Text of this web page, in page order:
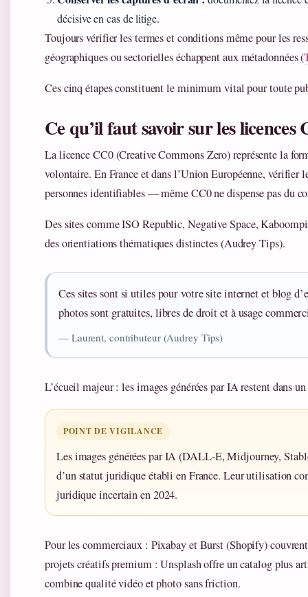
décisive en cas de litige.
Toujours vérifier les termes et conditions même pour les
géographiques ou sectorielles échappent aux métadonnées (
Ces cinq étapes constituent le minimum vital pour toute
Ce qu’il faut savoir sur les licences
La licence CC0 (Creative Commons Zero) représente la
volontaire. En France et dans l’Union Européenne, vérifier
personnes identifiables — même CC0 ne dispense pas du
Des sites comme ISO Republic, Negative Space,
des orientiations thématiques distinctes (Audrey Tips).
Ces sites sont si utiles pour votre site internet et blog
photos sont gratuites, libres de droit et à usage
— Laurent, contributeur (Audrey Tips)
L’écueil majeur : les images générées par IA restent dans
POINT DE VIGILANCE
Les images générées par IA (DALL-E, Midjourney,
d’un statut juridique établi en France. Leur utilisation
juridique incertain en 2024.
Pour les commerciaux : Pixabay et Burst (Shopify)
projets créatifs premium : Unsplash offre un catalog plus
combine qualité vidéo et photo sans friction.